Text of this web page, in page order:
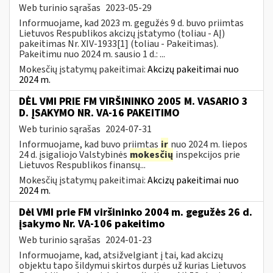
Web turinio sąrašas 2023-05-29
Informuojame, kad 2023 m. gegužės 9 d. buvo priimtas
Lietuvos Respublikos akcizų įstatymo (toliau - AĮ)
pakeitimas Nr. XIV-1933[1] (toliau - Pakeitimas).
Pakeitimu nuo 2024 m. sausio 1 d.: ...
Mokesčių įstatymų pakeitimai:Akcizų pakeitimai nuo
2024 m.
DĖL VMI PRIE FM VIRŠININKO 2005 M. VASARIO 3
D. ĮSAKYMO NR. VA-16 PAKEITIMO
Web turinio sąrašas 2024-07-31
Informuojame, kad buvo priimtas ir nuo 2024 m. liepos
24 d. įsigaliojo Valstybinės mokesčių inspekcijos prie
Lietuvos Respublikos finansų...
Mokesčių įstatymų pakeitimai:Akcizų pakeitimai nuo
2024 m.
Dėl VMI prie FM viršininko 2004 m. gegužės 26 d.
įsakymo Nr. VA-106 pakeitimo
Web turinio sąrašas 2024-01-23
Informuojame, kad, atsižvelgiant į tai, kad akcizų
objektu tapo šildymui skirtos durpės už kurias Lietuvos